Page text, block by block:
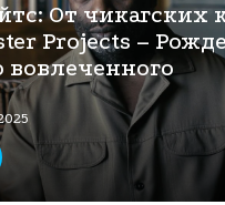
От чикагских
Projects –
вовлеченного